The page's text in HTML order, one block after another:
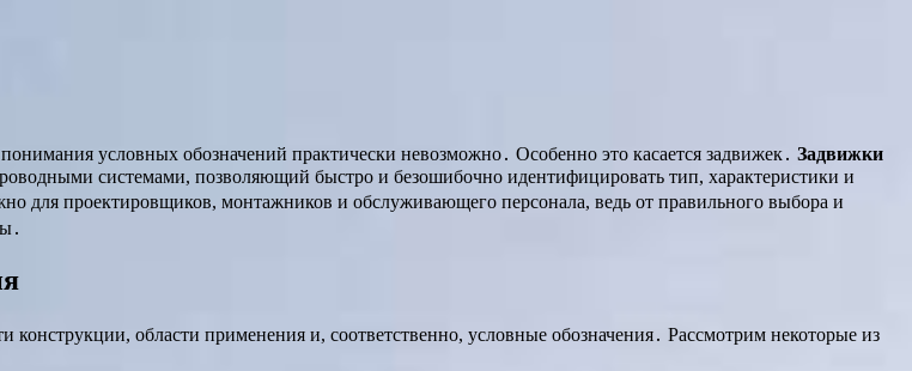
условных обозначений практически невозможно․ Особенно это касается задвижек․ Задвижки
системами, позволяющий быстро и безошибочно идентифицировать тип, характеристики и
для проектировщиков, монтажников и обслуживающего персонала, ведь от правильного выбора и
области применения и, соответственно, условные обозначения․ Рассмотрим некоторые из